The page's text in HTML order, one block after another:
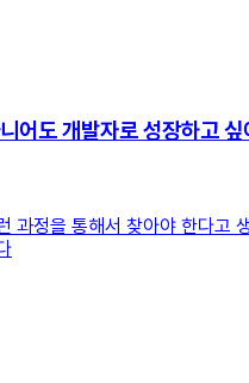
어도 개발자로 성장하고 싶
과정을 통해서 찾아야 한다고